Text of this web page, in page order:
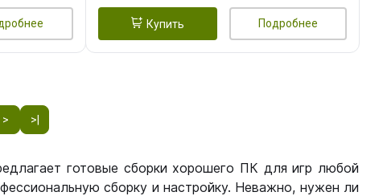
Купить Подробнее
> >|
готовые сборки хорошего ПК для игр любой
сборку и настройку. Неважно, нужен ли